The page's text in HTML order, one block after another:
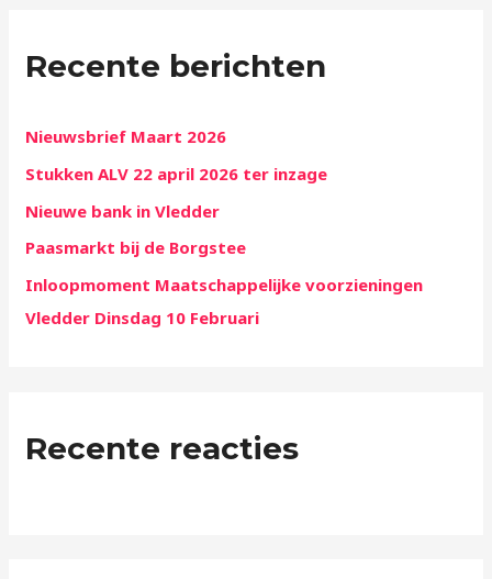
n
Recente berichten
Nieuwsbrief Maart 2026
Stukken ALV 22 april 2026 ter inzage
Nieuwe bank in Vledder
Paasmarkt bij de Borgstee
Inloopmoment Maatschappelijke voorzieningen
Vledder Dinsdag 10 Februari
Recente reacties